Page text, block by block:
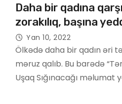
Daha bir qadına
zorakılıq, başına
Yan 10, 2022
Ölkədə daha bir qadın əri
məruz qalıb. Bu barədə
Uşaq Sığınacağı məlumat